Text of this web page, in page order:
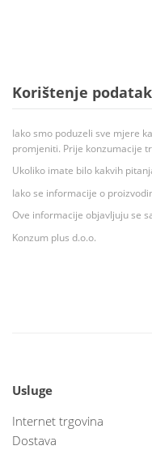
Korištenje
Iako smo poduzeli sve mjere
promjeniti. Prije konzumacije
Ukoliko imate bilo kakvih
Iako se informacije o
Ove informacije objavljuju se
Konzum plus d.o.o.
Usluge
Internet trgovina
Dostava